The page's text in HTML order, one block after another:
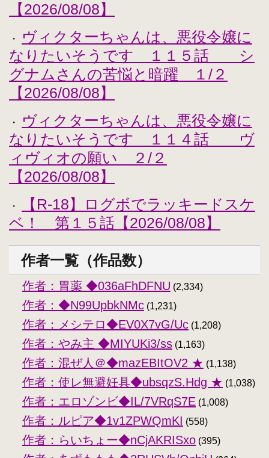
【2026/08/08】
・
ヴィクターちゃんは、悪役令嬢に
なりたいそうです １１５話 シ
グナムさんの苦悩と暗躍 １/２
【2026/08/08】
・
ヴィクターちゃんは、悪役令嬢に
なりたいそうです １１４話 ヴ
ィヴィオの願い ２/２
【2026/08/08】
・
【R-18】ログボでラッキードスケ
ベ！ 第１５話【2026/08/08】
作者一覧（作品数）
作者：胃薬 ◆036aFhDFNU (2,334)
作者：◆N99UpbkNMc (1,231)
作者：メシテロ◆EV0X7vG/Uc (1,208)
作者：やみ主 ◆MIYUKi3/ss (1,163)
作者：混ぜ人＠◆mazEBItOV2 ★ (1,138)
作者：使レ無避妊具◆ubsqzS.Hdg ★ (1,038)
作者：エロゾンビ◆IL/7VRqS7E (1,008)
作者：ルピア◆1v1ZPWQmKI (558)
作者：らいちょー◆nCjAKRISxo (395)